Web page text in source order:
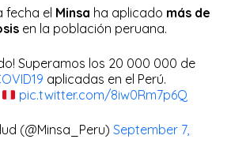
fecha el Minsa ha aplicado más de
en la población peruana.
Superamos los 20 000 000 de
aplicadas en el Perú.
pic.twitter.com/8iw0Rm7p6Q
(@Minsa_Peru)September 7,